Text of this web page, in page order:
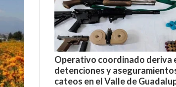
Operativo coordinado deriva
detenciones y
cateos en el Valle de